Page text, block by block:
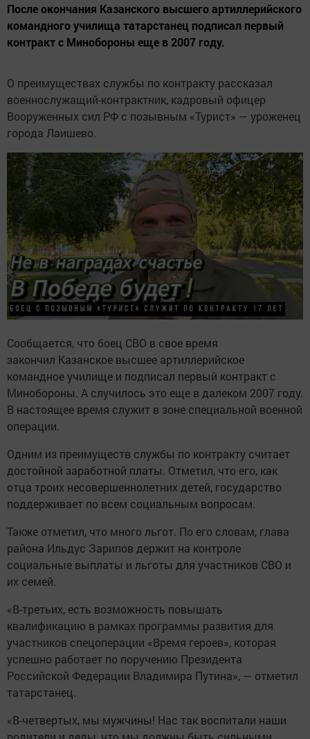
После окончания Казанского высшего артиллерийского
командного училища татарстанец подписал первый
контракт с Минобороны еще в 2007 году.
О преимуществах службы по контракту рассказал
военнослужащий-контрактник, кадровый офицер
Вооруженных сил РФ с позывным «Турист» — уроженец
города Лаишево.
Сообщается, что боец СВО в свое время
закончил Казанское высшее артиллерийское
командное училище и подписал первый контракт с
Минобороны. А случилось это еще в далеком 2007 году.
В настоящее время служит в зоне специальной военной
операции.
Одним из преимуществ службы по контракту считает
достойной заработной платы. Отметил, что его, как
отца троих несовершеннолетних детей, государство
поддерживает по всем социальным вопросам.
Также отметил, что много льгот. По его словам, глава
района Ильдус Зарипов держит на контроле
социальные выплаты и льготы для участников СВО и
их семей.
«В-третьих, есть возможность повышать
квалификацию в рамках программы развития для
участников спецоперации «Время героев», которая
успешно работает по поручению Президента
Российской Федерации Владимира Путина», — отметил
татарстанец.
«В-четвертых, мы мужчины! Нас так воспитали наши